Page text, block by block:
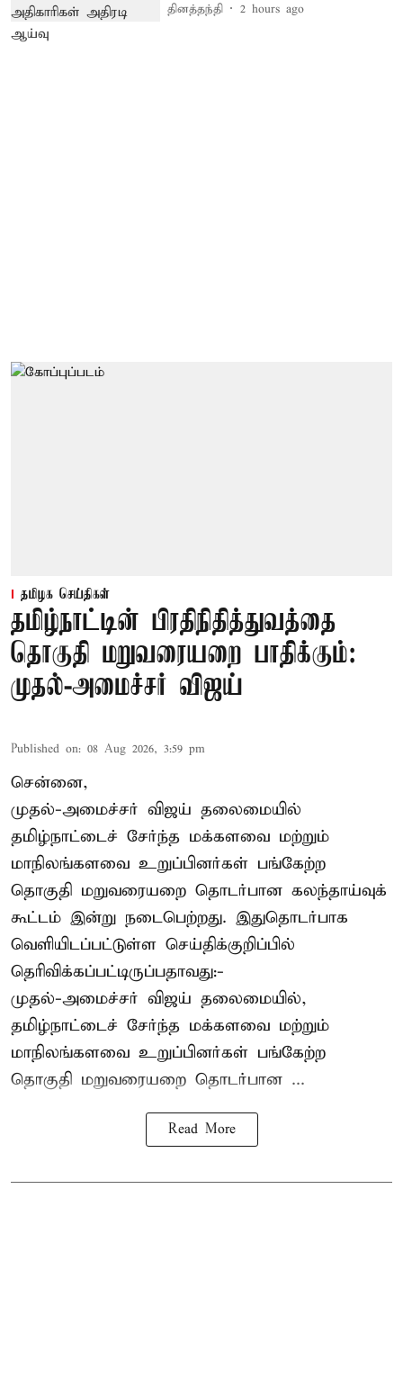
தினத்தந்தி 2 hours ago
தமிழக செய்திகள்
தமிழ்நாட்டின் பிரதிநிதித்துவத்தை
தொகுதி மறுவரையறை பாதிக்கும்:
முதல்-அமைச்சர் விஜய்
Published on: 08 Aug 2026, 3:59 pm
சென்னை,
முதல்-அமைச்சர் விஜய் தலைமையில்
தமிழ்நாட்டைச் சேர்ந்த மக்களவை மற்றும்
மாநிலங்களவை உறுப்பினர்கள் பங்கேற்ற
தொகுதி மறுவரையறை தொடர்பான கலந்தாய்வுக்
கூட்டம் இன்று நடைபெற்றது. இதுதொடர்பாக
வெளியிடப்பட்டுள்ள செய்திக்குறிப்பில்
தெரிவிக்கப்பட்டிருப்பதாவது:-
முதல்-அமைச்சர் விஜய் தலைமையில்,
தமிழ்நாட்டைச் சேர்ந்த மக்களவை மற்றும்
மாநிலங்களவை உறுப்பினர்கள் பங்கேற்ற
தொகுதி மறுவரையறை தொடர்பான ...
Read More